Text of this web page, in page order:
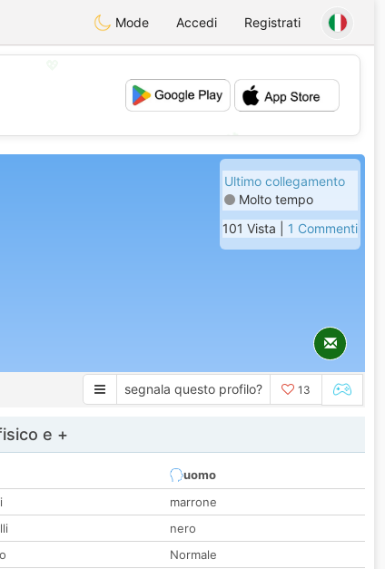
Mode Accedi Registrati
💕
Ultimo collegamento
Molto tempo
101 Vista | 1 Commenti
segnala questo profilo? 13
e +
uomo
marrone
nero
Normale